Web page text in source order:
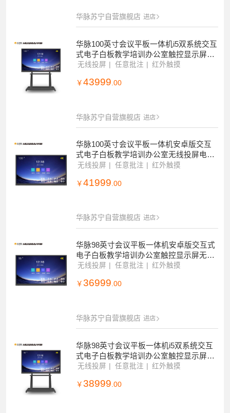
华脉苏宁自营旗舰店 进店
华脉100英寸会议平板一体机i5双系统交互
式电子白板教学培训办公室触控显示屏无
线投屏电视机4K智慧大屏
无线投屏 任意批注 红外触摸
￥ 43999 .00
华脉苏宁自营旗舰店 进店
华脉100英寸会议平板一体机安卓版交互
式电子白板教学培训办公室无线投屏电视
机4K智慧大屏HM-DA215BR
无线投屏 任意批注 红外触摸
￥ 41999 .00
华脉苏宁自营旗舰店 进店
华脉98英寸会议平板一体机安卓版交互式
电子白板教学培训办公室触控显示屏无线
投屏电视机4K智慧大屏HM-DA19BR
无线投屏 任意批注 红外触摸
￥ 36999.00
华脉苏宁自营旗舰店 进店
华脉98英寸会议平板一体机i5双系统交互
式电子白板教学培训办公室触控显示屏无
线投屏电视机4K智慧大屏HM-DA19BR
无线投屏 任意批注 红外触摸
￥ 38999 .00